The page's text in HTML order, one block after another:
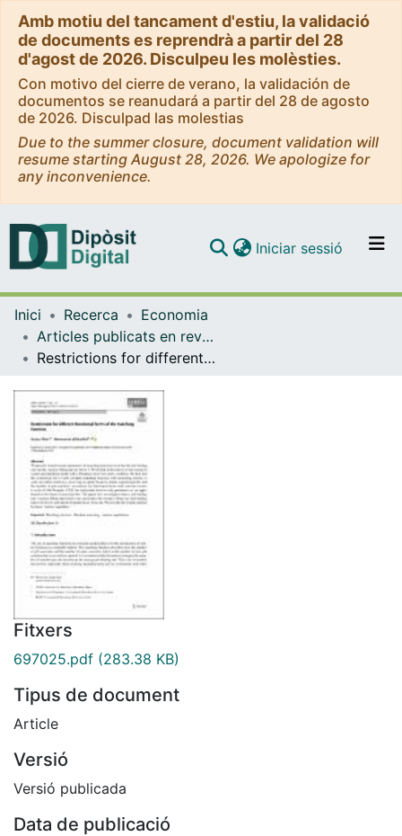
Amb motiu del tancament d'estiu, la validació
de documents es reprendrà a partir del 28
d'agost de 2026. Disculpeu les molèsties.
Con motivo del cierre de verano, la validación de
documentos se reanudará a partir del 28 de agosto
de 2026. Disculpad las molestias
Due to the summer closure, document validation will
resume starting August 28, 2026. We apologize for
any inconvenience.
Navega per tot el DD
Com publicar
Iniciar sessió (current)
Inici Recerca
Economia
Articles publicats en revistes (Economia)
Restrictions for different functional forms of the matching function
Fitxers
697025.pdf (283.38 KB)
Tipus de document
Article
Versió
Versió publicada
Data de publicació